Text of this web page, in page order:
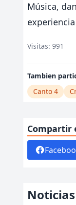
Música,
Visitas: 991
Tambien
Canto 4
Compartir